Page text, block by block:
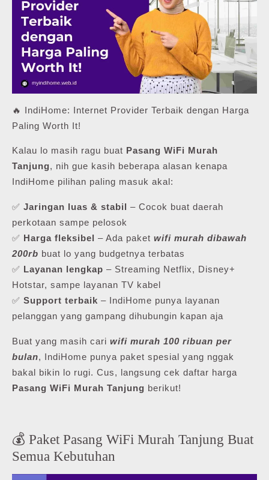
🔥 IndiHome: Internet Provider Terbaik dengan Harga
Paling Worth It!
Kalau lo masih ragu buat Pasang WiFi Murah
Tanjung, nih gue kasih beberapa alasan kenapa
IndiHome pilihan paling masuk akal:
✅ Jaringan luas & stabil – Cocok buat daerah
perkotaan sampe pelosok
✅ Harga fleksibel – Ada paket wifi murah dibawah
200rb buat lo yang budgetnya terbatas
✅ Layanan lengkap – Streaming Netflix, Disney+
Hotstar, sampe layanan TV kabel
✅ Support terbaik – IndiHome punya layanan
pelanggan yang gampang dihubungin kapan aja
Buat yang masih cari wifi murah 100 ribuan per
bulan, IndiHome punya paket spesial yang nggak
bakal bikin lo rugi. Cus, langsung cek daftar harga
Pasang WiFi Murah Tanjung berikut!
💰 Paket Pasang WiFi Murah Tanjung Buat
Semua Kebutuhan